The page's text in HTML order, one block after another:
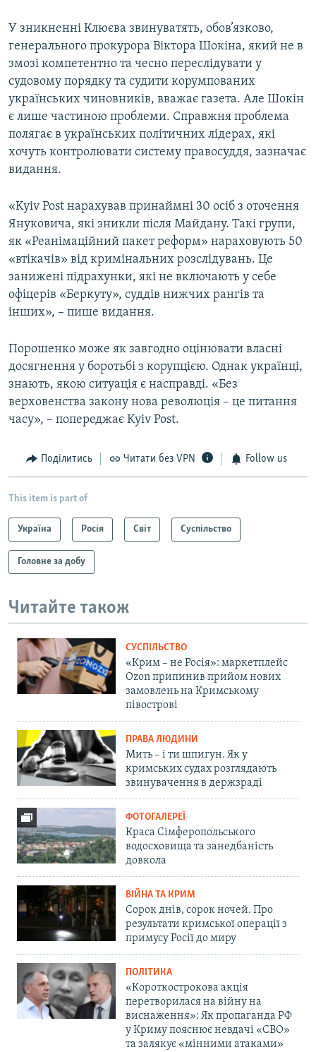
У зникненні Клюєва звинуватять, обов’язково,
генерального прокурора Віктора Шокіна, який не в
змозі компетентно та чесно переслідувати у
судовому порядку та судити корумпованих
українських чиновників, вважає газета. Але Шокін
є лише частиною проблеми. Справжня проблема
полягає в українських політичних лідерах, які
хочуть контролювати систему правосуддя, зазначає
видання.
«Kyiv Post нарахував принаймні 30 осіб з оточення
Януковича, які зникли після Майдану. Такі групи,
як «Реанімаційний пакет реформ» нараховують 50
«втікачів» від кримінальних розслідувань. Це
занижені підрахунки, які не включають у себе
офіцерів «Беркуту», суддів нижчих рангів та
інших», – пише видання.
Порошенко може як завгодно оцінювати власні
досягнення у боротьбі з корупцією. Однак українці,
знають, якою ситуація є насправді. «Без
верховенства закону нова революція – це питання
часу», – попереджає Kyiv Post.
Поділитись Читати без VPN Follow us
This item is part of
Україна Росія Світ Суспільство
Головне за добу
Читайте також
СУСПІЛЬСТВО
«Крим – не Росія»: маркетплейс
Ozon припинив прийом нових
замовлень на Кримському
півострові
ПРАВА ЛЮДИНИ
Мить – і ти шпигун. Як у
кримських судах розглядають
звинувачення в держзраді
ФОТОГАЛЕРЕЇ
Краса Сімферопольського
водосховища та занедбаність
довкола
ВІЙНА ТА КРИМ
Сорок днів, сорок ночей. Про
результати кримської операції з
примусу Росії до миру
ПОЛІТИКА
«Короткострокова акція
перетворилася на війну на
виснаження»: Як пропаганда РФ
у Криму пояснює невдачі «СВО»
та залякує «мінними атаками»